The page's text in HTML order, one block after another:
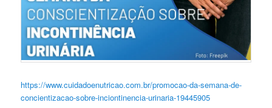
https://www.cuidadoenutricao.com.br/promocao-da-semana-de-
concientizacao-sobre-inciontinencia-urinaria-19445905